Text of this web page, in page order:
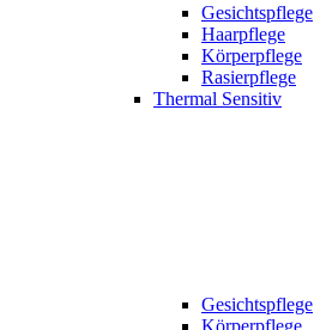
Gesichtspflege
Haarpflege
Körperpflege
Rasierpflege
Thermal Sensitiv
Gesichtspflege
Körperpflege